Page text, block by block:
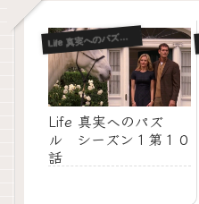
L
ife 真実へのパズル-S1
Life 真実へのパズ
ル シーズン１第１０
話